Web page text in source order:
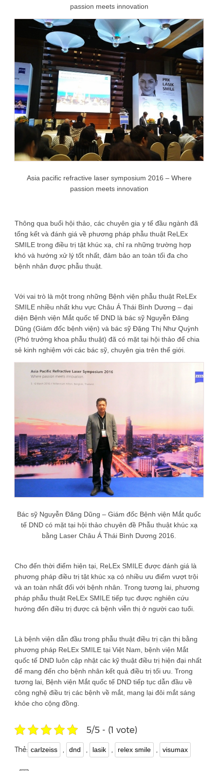
passion meets innovation
Asia pacific refractive laser symposium 2016 – Where
passion meets innovation
Thông qua buổi hội thảo, các chuyên gia y tế đầu ngành đã
tổng kết và đánh giá về phương pháp phẫu thuật ReLEx
SMILE trong điều trị tật khúc xạ, chỉ ra những trường hợp
khó và hướng xử lý tốt nhất, đảm bảo an toàn tối đa cho
bệnh nhân được phẫu thuật.
Với vai trò là một trong những Bệnh viện phẫu thuật ReLEx
SMILE nhiều nhất khu vực Châu Á Thái Bình Dương – đại
diện Bệnh viện Mắt quốc tế DND là bác sỹ Nguyễn Đăng
Dũng (Giám đốc bệnh viện) và bác sỹ Đặng Thị Như Quỳnh
(Phó trưởng khoa phẫu thuật) đã có mặt tại hội thảo để chia
sẻ kinh nghiệm với các bác sỹ, chuyên gia trên thế giới.
Bác sỹ Nguyễn Đăng Dũng – Giám đốc Bệnh viện Mắt quốc
tế DND có mặt tại hội thảo chuyên đề Phẫu thuật khúc xạ
bằng Laser Châu Á Thái Bình Dương 2016.
Cho đến thời điểm hiện tại, ReLEx SMILE được đánh giá là
phương pháp điều trị tật khúc xạ có nhiều ưu điểm vượt trội
và an toàn nhất đối với bệnh nhân. Trong tương lai, phương
pháp phẫu thuật ReLEx SMILE tiếp tục được nghiên cứu
hướng đến điều trị được cả bệnh viễn thị ở người cao tuổi.
Là bệnh viện dẫn đầu trong phẫu thuật điều trị cận thị bằng
phương pháp ReLEx SMILE tại Việt Nam, bệnh viện Mắt
quốc tế DND luôn cập nhật các kỹ thuật điều trị hiện đại nhất
để mang đến cho bệnh nhân kết quả điều trị tối ưu. Trong
tương lai, Bệnh viện Mắt quốc tế DND tiếp tục dẫn đầu về
công nghệ điều trị các bệnh về mắt, mang lại đôi mắt sáng
khỏe cho cộng đồng.
5/5 - (1 vote)
Thẻ: carlzeiss , dnd , lasik , relex smile , visumax